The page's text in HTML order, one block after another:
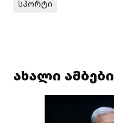
სპორტი
ახალი ამბები